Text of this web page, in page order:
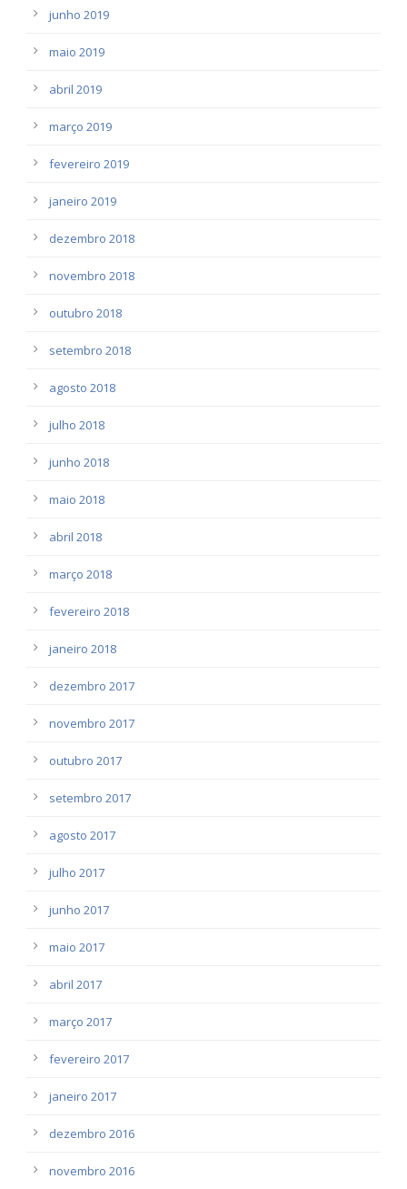
junho 2019
maio 2019
abril 2019
março 2019
fevereiro 2019
janeiro 2019
dezembro 2018
novembro 2018
outubro 2018
setembro 2018
agosto 2018
julho 2018
junho 2018
maio 2018
abril 2018
março 2018
fevereiro 2018
janeiro 2018
dezembro 2017
novembro 2017
outubro 2017
setembro 2017
agosto 2017
julho 2017
junho 2017
maio 2017
abril 2017
março 2017
fevereiro 2017
janeiro 2017
dezembro 2016
novembro 2016